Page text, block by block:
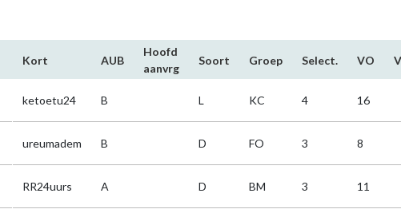
Kort AUB
Hoofd​
aanvrg
Soort Groep Select. VO
ketoetu24 B L KC 4 16
ureumadem B D FO 3 8
RR24uurs A D BM 3 11